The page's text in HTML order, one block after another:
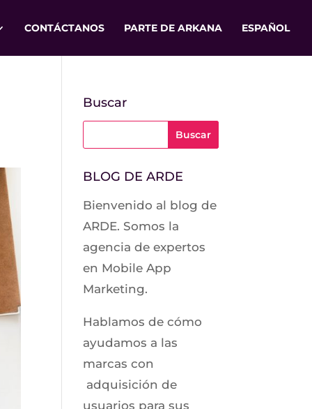
CONTÁCTANOS PARTE DE ARKANA ESPAÑOL
Buscar
BLOG DE ARDE
Bienvenido al blog de
ARDE. Somos la
agencia de expertos
en Mobile App
Marketing.
Hablamos de cómo
ayudamos a las
marcas con
adquisición de
usuarios para sus